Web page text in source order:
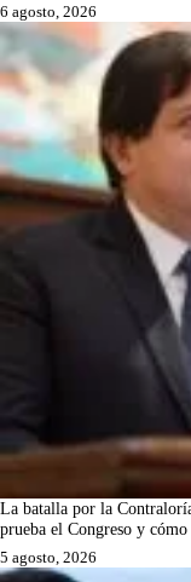
6 agosto, 2026
La batalla por la
prueba el Congreso y
5 agosto, 2026